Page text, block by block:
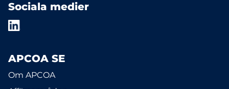
Sociala medier
APCOA SE
Om APCOA